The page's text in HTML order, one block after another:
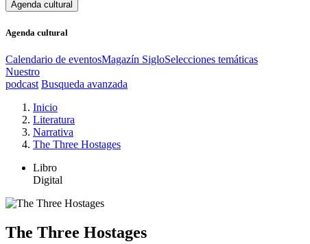
Agenda cultural
Agenda cultural
Calendario de eventosMagazín SigloSelecciones temáticas
Nuestro
podcast Busqueda avanzada
Inicio
Literatura
Narrativa
The Three Hostages
Libro
Digital
The Three Hostages